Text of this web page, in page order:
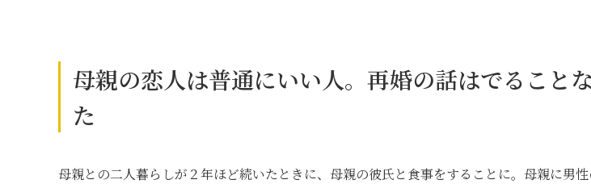
母親の恋人は普通にいい人。再婚の話はでること
た
母親との二人暮らしが２年ほど続いたときに、母親の彼氏と食事をすることに。母親に男